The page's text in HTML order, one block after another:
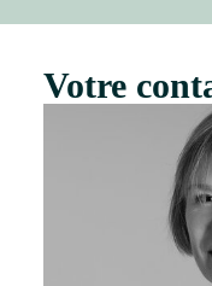
Votre